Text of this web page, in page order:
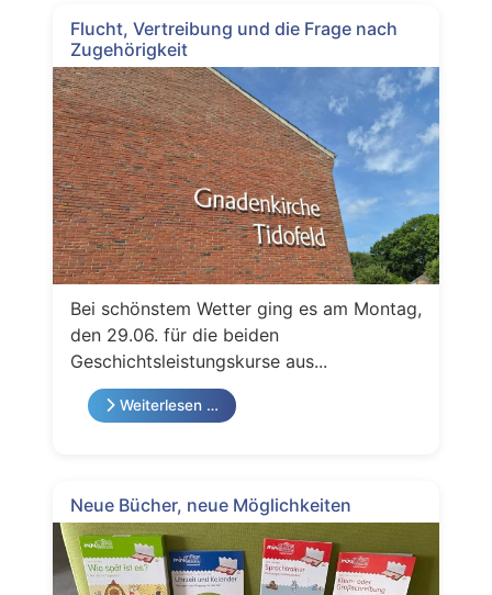
Flucht, Vertreibung und die Frage nach
Zugehörigkeit
Bei schönstem Wetter ging es am Montag,
den 29.06. für die beiden
Geschichtsleistungskurse aus...
Weiterlesen …
Neue Bücher, neue Möglichkeiten